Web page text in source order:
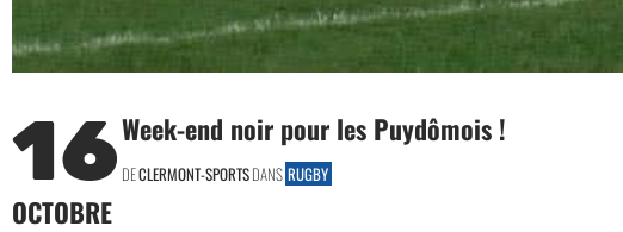
16
OCTOBRE
Week-end noir pour les Puydômois !
DECLERMONT-SPORTSDANS RUGBY